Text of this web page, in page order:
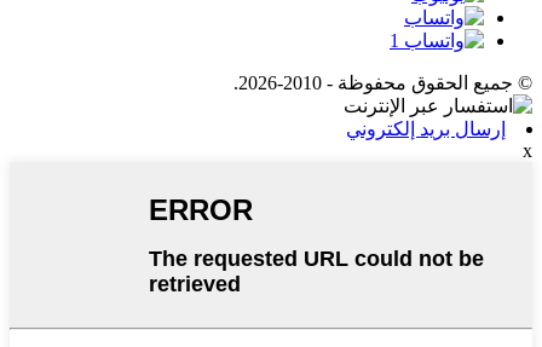
© جميع الحقوق محفوظة - 2010-2026.
إرسال بريد إلكتروني
x